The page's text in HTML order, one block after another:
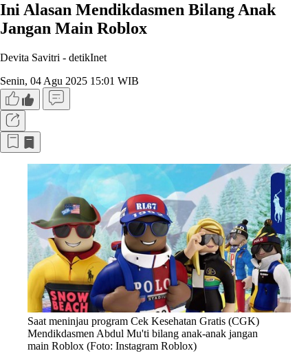
Ini Alasan Mendikdasmen Bilang Anak
Jangan Main Roblox
Devita Savitri - detikInet
Senin, 04 Agu 2025 15:01 WIB
Saat meninjau program Cek Kesehatan Gratis (CGK)
Mendikdasmen Abdul Mu'ti bilang anak-anak jangan
main Roblox (Foto: Instagram Roblox)